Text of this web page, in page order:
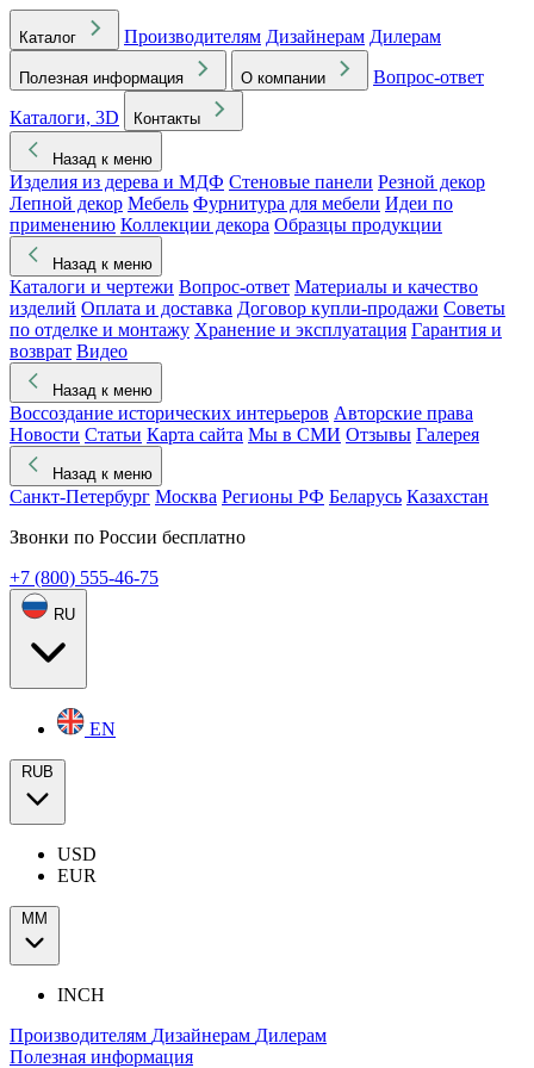
Каталог Производителям Дизайнерам Дилерам
Полезная информация О компании
Вопрос-ответ
Каталоги, 3D
Контакты
Назад к меню
Изделия из дерева и МДФ Стеновые панели Резной декор
Лепной декор Мебель Фурнитура для мебели Идеи по
применению Коллекции декора Образцы продукции
Назад к меню
Каталоги и чертежи Вопрос-ответ Материалы и качество
изделий Оплата и доставка Договор купли-продажи Советы
по отделке и монтажу Хранение и эксплуатация Гарантия и
возврат Видео
Назад к меню
Воссоздание исторических интерьеров Авторские права
Новости Статьи Карта сайта Мы в СМИ Отзывы Галерея
Назад к меню
Санкт-Петербург Москва Регионы РФ Беларусь Казахстан
Звонки по России бесплатно
+7 (800) 555-46-75
RU
EN
RUB
USD
EUR
ММ
INCH
Производителям Дизайнерам Дилерам
Полезная информация